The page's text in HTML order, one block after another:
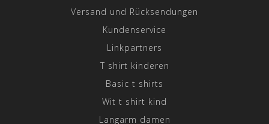
Versand und Rücksendungen
Kundenservice
Linkpartners
T shirt kinderen
Basic t shirts
Wit t shirt kind
Langarm damen